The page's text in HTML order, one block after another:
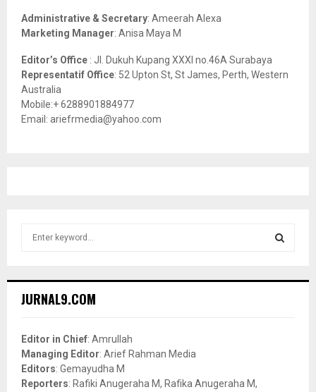
Administrative & Secretary: Ameerah Alexa
Marketing Manager: Anisa Maya M
Editor’s Office : Jl. Dukuh Kupang XXXI no.46A Surabaya
Representatif Office: 52 Upton St, St James, Perth, Western
Australia
Mobile:+ 6288901884977
Email: ariefrmedia@yahoo.com
h
o
r
:
JURNAL9.COM
Editor in Chief: Amrullah
Managing Editor: Arief Rahman Media
Editors: Gemayudha M
Reporters: Rafiki Anugeraha M, Rafika Anugeraha M,